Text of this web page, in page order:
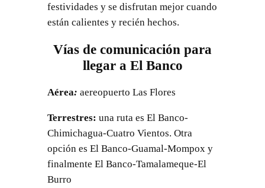
festividades y se disfrutan mejor cuando
están calientes y recién hechos.
Vías de comunicación para
llegar a El Banco
Aérea: aereopuerto Las Flores
Terrestres: una ruta es El Banco-
Chimichagua-Cuatro Vientos. Otra
opción es El Banco-Guamal-Mompox y
finalmente El Banco-Tamalameque-El
Burro